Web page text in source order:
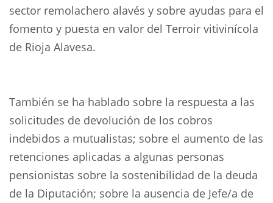
sector remolachero alavés y sobre ayudas para el
fomento y puesta en valor del Terroir vitivinícola
de Rioja Alavesa.
También se ha hablado sobre la respuesta a las
solicitudes de devolución de los cobros
indebidos a mutualistas; sobre el aumento de las
retenciones aplicadas a algunas personas
pensionistas sobre la sostenibilidad de la deuda
de la Diputación; sobre la ausencia de Jefe/a de